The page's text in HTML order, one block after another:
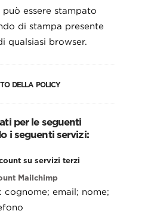
essere stampato
di stampa presente
qualsiasi browser.
della policy
per le seguenti
i seguenti servizi:
su servizi terzi
Mailchimp
cognome; email; nome;